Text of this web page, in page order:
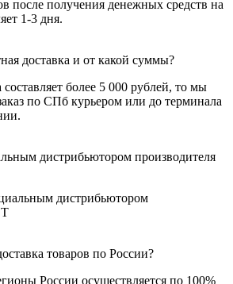
после получения денежных средств на
1-3 дня.
доставка и от какой суммы?
составляет более 5 000 рублей, то мы
по СПб курьером или до терминала
дистрибьютором производителя
дистрибьютором
товаров по России?
России осуществляется по 100%